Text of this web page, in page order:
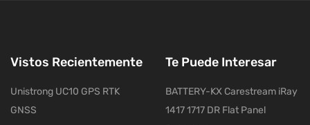
Vistos Recientemente
Unistrong UC10 GPS RTK
GNSS
Te Puede Interesar
BATTERY-KX Carestream iRay
1417 1717 DR Flat Panel